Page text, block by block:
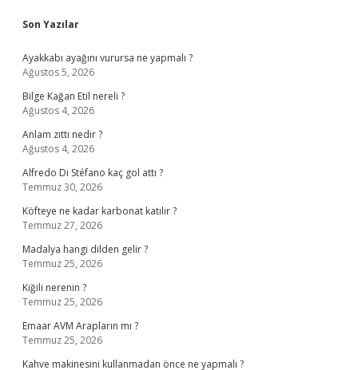
Sidebar
Son Yazılar
Ayakkabı ayağını vurursa ne yapmalı ?
Ağustos 5, 2026
Bilge Kağan Etil nereli ?
Ağustos 4, 2026
Anlam zıttı nedir ?
Ağustos 4, 2026
Alfredo Di Stéfano kaç gol attı ?
Temmuz 30, 2026
Köfteye ne kadar karbonat katılır ?
Temmuz 27, 2026
Madalya hangi dilden gelir ?
Temmuz 25, 2026
Kiğili nerenin ?
Temmuz 25, 2026
Emaar AVM Arapların mı ?
Temmuz 25, 2026
Kahve makinesini kullanmadan önce ne yapmalı ?